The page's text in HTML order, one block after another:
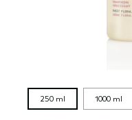
250 ml 1000 ml